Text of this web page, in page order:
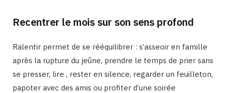
Recentrer le mois sur son sens profond
Ralentir permet de se rééquilibrer : s’asseoir en famille
après la rupture du jeûne, prendre le temps de prier sans
se presser, lire , rester en silence, regarder un feuilleton,
papoter avec des amis ou profiter d’une soirée